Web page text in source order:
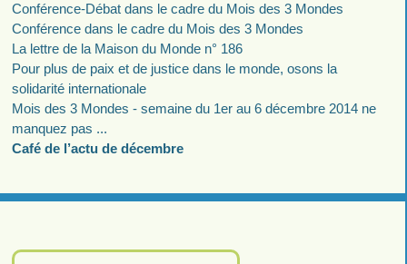
Conférence-Débat dans le cadre du Mois des 3 Mondes
Conférence dans le cadre du Mois des 3 Mondes
La lettre de la Maison du Monde n° 186
Pour plus de paix et de justice dans le monde, osons la
solidarité internationale
Mois des 3 Mondes - semaine du 1er au 6 décembre 2014 ne
manquez pas ...
Café de l’actu de décembre